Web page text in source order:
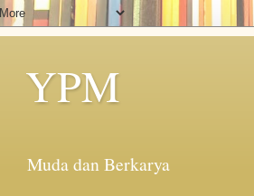
YPM
Muda dan Berkarya